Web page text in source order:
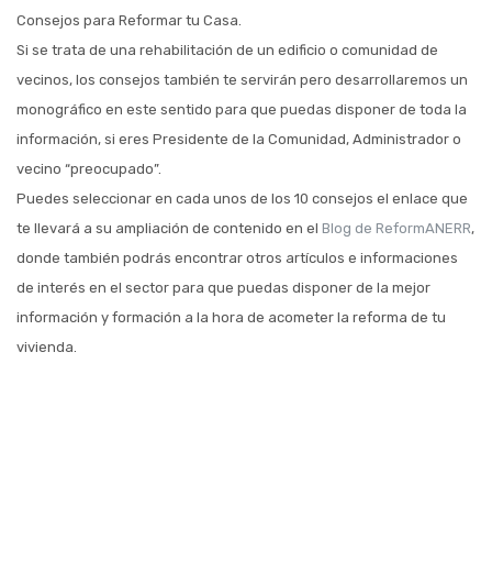
Consejos para Reformar tu Casa.
Si se trata de una rehabilitación de un edificio o comunidad de
vecinos, los consejos también te servirán pero desarrollaremos un
monográfico en este sentido para que puedas disponer de toda la
información, si eres Presidente de la Comunidad, Administrador o
vecino “preocupado”.
Puedes seleccionar en cada unos de los 10 consejos el enlace que
te llevará a su ampliación de contenido en el Blog de ReformANERR,
donde también podrás encontrar otros artículos e informaciones
de interés en el sector para que puedas disponer de la mejor
información y formación a la hora de acometer la reforma de tu
vivienda.